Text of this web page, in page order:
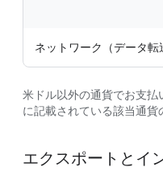
ネットワーク（データ転
米ドル以外の通貨でお支払
に記載されている該当通貨
エクスポートとイ